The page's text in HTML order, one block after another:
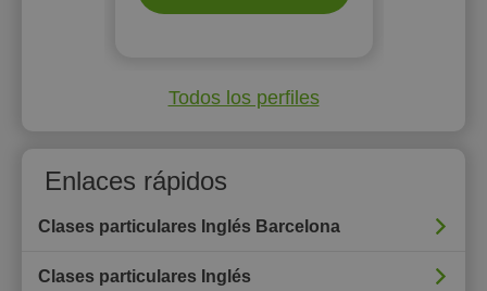
Todos los perfiles
Enlaces rápidos
Clases particulares Inglés Barcelona
Clases particulares Inglés